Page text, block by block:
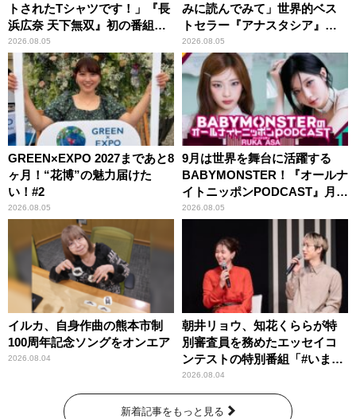
トされたTシャツです！」『長
浜広奈 天下無双』初の番組グ
ッズ発売
2026.08.05
みに読んでみて」世界的ベス
トセラー『アナスタシア』を
紹介
2026.08.05
GREEN×EXPO 2027まであと8
ヶ月！“花博”の魅力届けた
い！#2
2026.08.05
9月は世界を舞台に活躍する
BABYMONSTER！『オールナ
イトニッポンPODCAST』月替
わりパーソナリティ
2026.08.05
イルカ、自身作曲の熊本市制
100周年記念ソングをオンエア
2026.08.04
朝井リョウ、知花くららが特
別審査員を務めたエッセイコ
ンテストの特別番組「#いまあ
なたに伝えたいこと」
2026.08.04
新着記事をもっと見る